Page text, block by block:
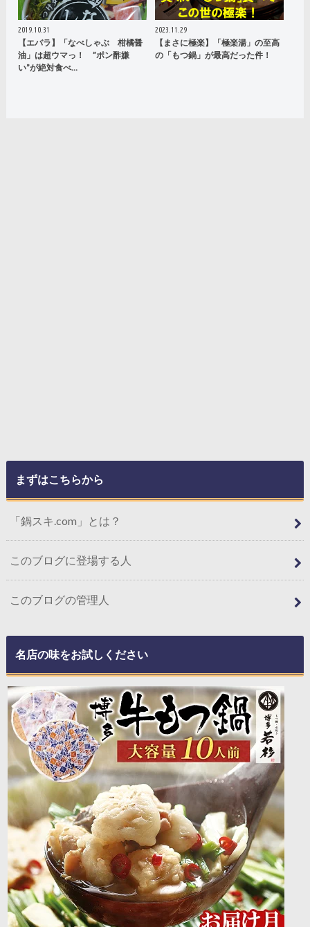
2019.10.31
【エバラ】「なべしゃぶ 柑橘醤
油」は超ウマっ！ ”ポン酢嫌
い”が絶対食べ…
2023.11.29
【まさに極楽】「極楽湯」の至高
の「もつ鍋」が最高だった件！
まずはこちらから
「鍋スキ.com」とは？
このブログに登場する人
このブログの管理人
名店の味をお試しください